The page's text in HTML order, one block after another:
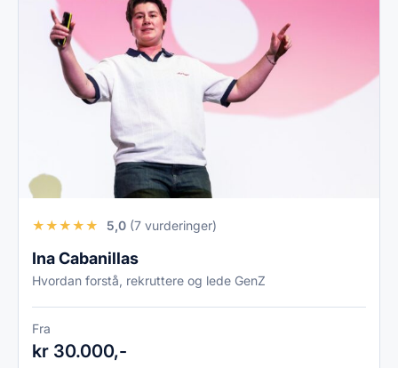
★★★★★ 5,0 (7 vurderinger)
Ina Cabanillas
Hvordan forstå, rekruttere og lede GenZ
Fra
kr 30.000,-